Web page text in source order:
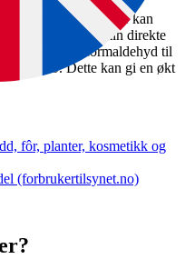
stoffene produktene kan
servise av melamin direkte
av formaldehyd til
EU/EØS. Dette kan gi en økt
fôr, planter, kosmetikk og
(forbrukertilsynet.no)